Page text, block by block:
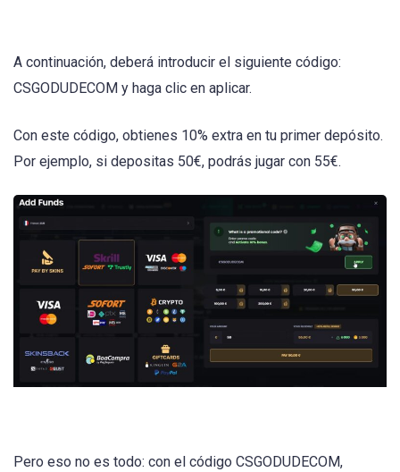
A continuación, deberá introducir el siguiente código:
CSGODUDECOM y haga clic en aplicar.
Con este código, obtienes 10% extra en tu primer depósito.
Por ejemplo, si depositas 50€, podrás jugar con 55€.
Pero eso no es todo: con el código CSGODUDECOM,